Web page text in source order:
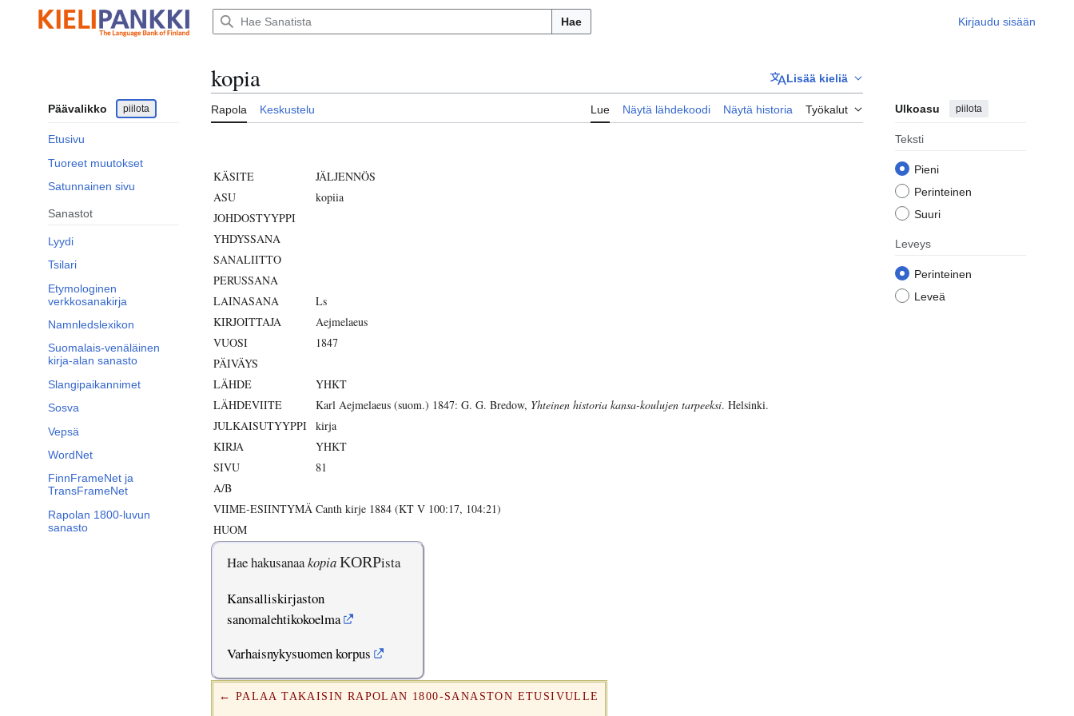
sisältöön
Hae Kirjaudu sisään
Päävalikko piilota
Etusivu
Tuoreet muutokset
Satunnainen sivu
Sanastot
Lyydi
Tsilari
Etymologinen
verkkosanakirja
Namnledslexikon
Suomalais-venäläinen
kirja-alan sanasto
Slangipaikannimet
Sosva
Vepsä
WordNet
FinnFrameNet ja
TransFrameNet
Rapolan 1800-luvun
sanasto
kopia Lisää kieliä
Rapola Keskustelu Lue Näytä lähdekoodi Näytä historia Työkalut Ulkoasu piilota
Teksti
Pieni
Perinteinen
Suuri
Leveys
Perinteinen
Leveä
KÄSITE
JÄLJENNÖS
ASU
kopiia
JOHDOSTYYPPI
YHDYSSANA
SANALIITTO
PERUSSANA
LAINASANA
Ls
KIRJOITTAJA
Aejmelaeus
VUOSI
1847
PÄIVÄYS
LÄHDE
YHKT
LÄHDEVIITE
Karl Aejmelaeus (suom.) 1847: G. G. Bredow, Yhteinen historia kansa-koulujen tarpeeksi. Helsinki.
JULKAISUTYYPPI kirja
KIRJA
YHKT
SIVU
81
A/B
VIIME-ESIINTYMÄ Canth kirje 1884 (KT V 100:17, 104:21)
HUOM
Hae hakusanaakopiaKORPista
Kansalliskirjaston
sanomalehtikokoelma
Varhaisnykysuomen korpus
← PALAA TAKAISIN RAPOLAN 1800-SANASTON ETUSIVULLE